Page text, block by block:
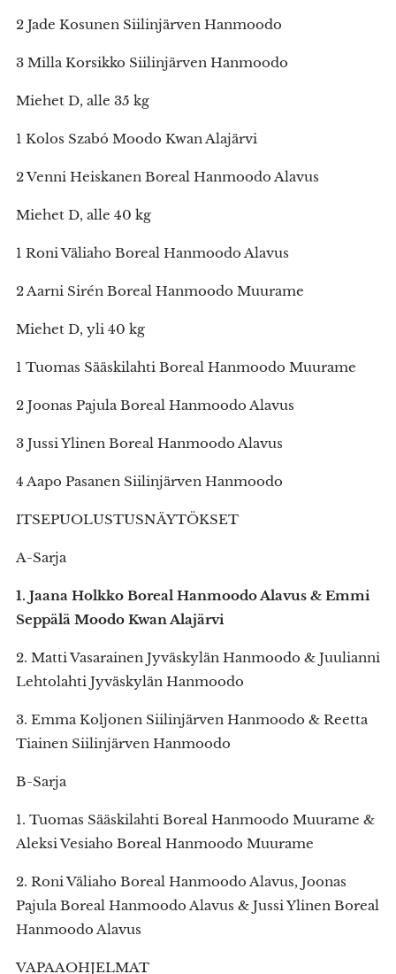
2 Jade Kosunen Siilinjärven Hanmoodo
3 Milla Korsikko Siilinjärven Hanmoodo
Miehet D, alle 35 kg
1 Kolos Szabó Moodo Kwan Alajärvi
2 Venni Heiskanen Boreal Hanmoodo Alavus
Miehet D, alle 40 kg
1 Roni Väliaho Boreal Hanmoodo Alavus
2 Aarni Sirén Boreal Hanmoodo Muurame
Miehet D, yli 40 kg
1 Tuomas Sääskilahti Boreal Hanmoodo Muurame
2 Joonas Pajula Boreal Hanmoodo Alavus
3 Jussi Ylinen Boreal Hanmoodo Alavus
4 Aapo Pasanen Siilinjärven Hanmoodo
ITSEPUOLUSTUSNÄYTÖKSET
A-Sarja
1. Jaana Holkko Boreal Hanmoodo Alavus & Emmi
Seppälä Moodo Kwan Alajärvi
2. Matti Vasarainen Jyväskylän Hanmoodo & Juulianni
Lehtolahti Jyväskylän Hanmoodo
3. Emma Koljonen Siilinjärven Hanmoodo & Reetta
Tiainen Siilinjärven Hanmoodo
B-Sarja
1. Tuomas Sääskilahti Boreal Hanmoodo Muurame &
Aleksi Vesiaho Boreal Hanmoodo Muurame
2. Roni Väliaho Boreal Hanmoodo Alavus, Joonas
Pajula Boreal Hanmoodo Alavus & Jussi Ylinen Boreal
Hanmoodo Alavus
VAPAAOHJELMAT